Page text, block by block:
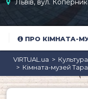
Львів, вул.
ПРО КІМНАТА-
VIRTUAL.ua Культура
Кімната-музей